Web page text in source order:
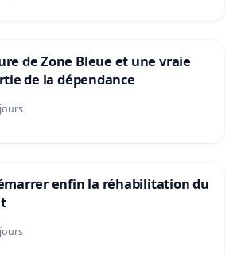
de Zone Bleue et une vraie
de la dépendance
enfin la réhabilitation du